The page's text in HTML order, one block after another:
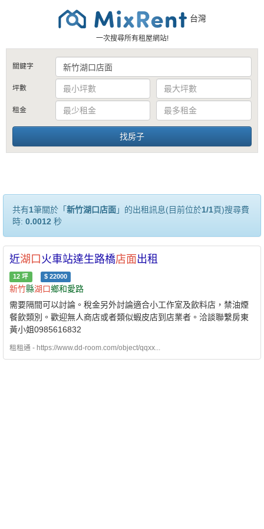
台灣
一次搜尋所有租屋網站!
關鍵字
坪數
租金
共有1筆關於「 新竹湖口店面」的出租訊息(目前位於1/1頁)搜尋費
時: 0.0012 秒
近湖口 火車站達生路橋店面出租
12 坪 $ 22000
新竹縣湖口鄉和愛路
需要隔間可以討論。稅金另外討論適合小工作室及飲料店，禁油煙
餐飲類別。歡迎無人商店或者類似蝦皮店到店業者。洽談聯繫房東
黃小姐0985616832
租租通 - https://www.dd-room.com/object/qqxx...